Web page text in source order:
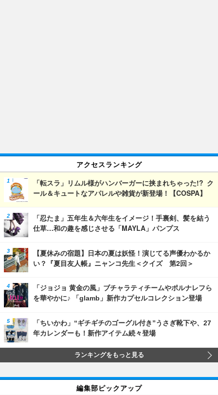
アクセスランキング
「転スラ」リムル様がハンバーガーに挟まれちゃった!? ク
ール＆キュートなアパレルや雑貨が新登場！【COSPA】
「忍たま」五年生＆六年生をイメージ！手裏剣、髪を結う
仕草…和の趣を感じさせる「MAYLA」パンプス
【夏休みの宿題】日本の夏は妖怪！演じてる声優わかるか
い？『夏目友人帳』ニャンコ先生＜クイズ 第2回＞
「ジョジョ 黄金の風」ブチャラティチームやポルナレフら
を華やかに♪ 「glamb」新作カプセルコレクション登場
「ちいかわ」“ギチギチのゴーグル付き”うさぎ靴下や、27
年カレンダーも！新作アイテム続々登場
ランキングをもっと見る
編集部ピックアップ